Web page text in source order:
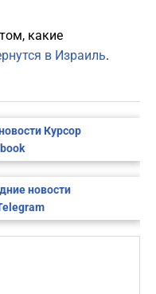
какие
в Израиль.
Курсор
новости